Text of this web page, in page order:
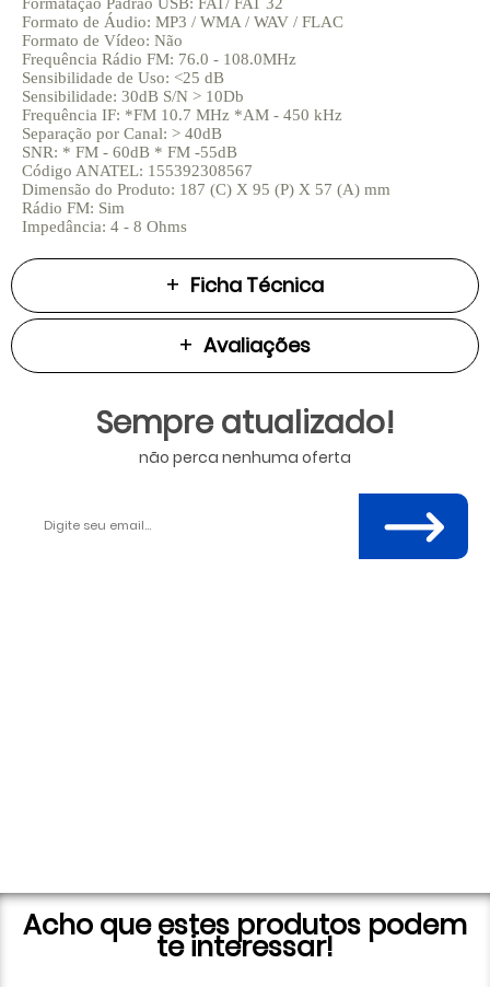
Formato de Áudio: MP3 / WMA / WAV / FLAC
Formato de Vídeo: Não
Frequência Rádio FM: 76.0 - 108.0MHz
Sensibilidade de Uso: <25 dB
Sensibilidade: 30dB S/N > 10Db
Frequência IF: *FM 10.7 MHz *AM - 450 kHz
Separação por Canal: > 40dB
SNR: * FM - 60dB * FM -55dB
Código ANATEL: 155392308567
Dimensão do Produto: 187 (C) X 95 (P) X 57 (A) mm
Rádio FM: Sim
Impedância: 4 - 8 Ohms
Ficha Técnica
Avaliações
Sempre atualizado!
não perca nenhuma oferta
Acho que estes produtos podem
te interessar!